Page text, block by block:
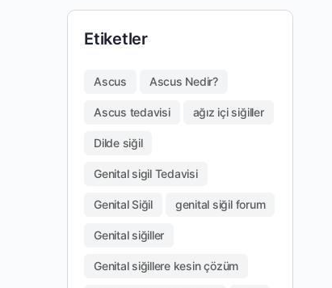
Etiketler
Ascus Ascus Nedir?
Ascus tedavisi ağız içi siğiller
Dilde siğil
Genital sigil Tedavisi
Genital Siğil genital siğil forum
Genital siğiller
Genital siğillere kesin çözüm